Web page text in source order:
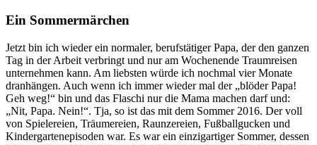
Ein Sommermärchen
Jetzt bin ich wieder ein normaler, berufstätiger Papa, der den ganzen
Tag in der Arbeit verbringt und nur am Wochenende Traumreisen
unternehmen kann. Am liebsten würde ich nochmal vier Monate
dranhängen. Auch wenn ich immer wieder mal der „blöder Papa!
Geh weg!“ bin und das Flaschi nur die Mama machen darf und:
„Nit, Papa. Nein!“. Tja, so ist das mit dem Sommer 2016. Der voll
von Spielereien, Träumereien, Raunzereien, Fußballgucken und
Kindergartenepisoden war. Es war ein einzigartiger Sommer, dessen